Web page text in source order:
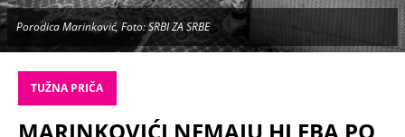
Porodica Marinković, Foto: SRBI ZA SRBE
TUŽNA PRIČA
MARINKOVIĆI NEMAJU HLEBA PO